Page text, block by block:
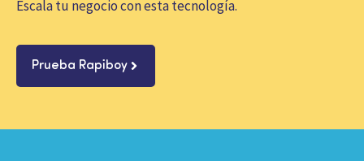
Escala tu negocio con esta tecnología.
Prueba Rapiboy